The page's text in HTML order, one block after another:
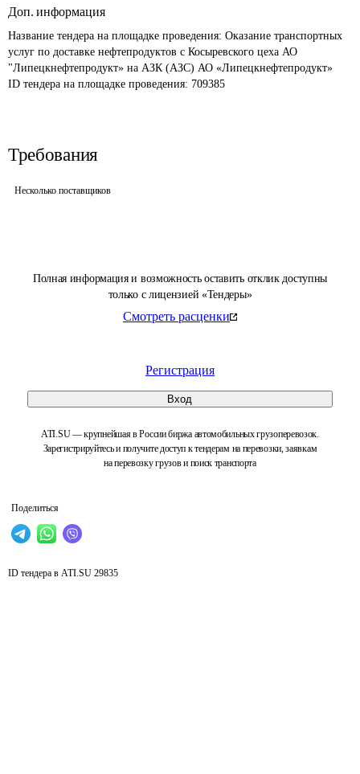
Полная информация и возможность оставить отклик доступны
только с лицензией «Тендеры»
Смотреть расценки
Регистрация
Вход
ATI.SU — крупнейшая в России биржа автомобильных грузоперевозок.
Зарегистрируйтесь и получите доступ к тендерам на перевозки, заявкам
на перевозку грузов и поиск транспорта
Поделиться
Доп. информация
Название тендера на площадке проведения: Оказание транспортных
услуг по доставке нефтепродуктов с Косыревского цеха АО
"Липецкнефтепродукт» на АЗК (АЗС) АО «Липецкнефтепродукт»
ID тендера на площадке проведения: 709385
Требования
Несколько поставщиков
ID тендера в ATI.SU 29835